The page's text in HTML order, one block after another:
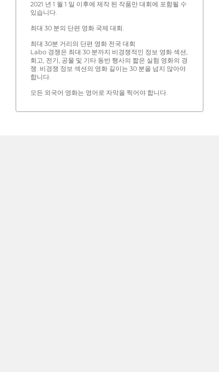
2021 년 1 월 1 일 이후에 제작 된 작품만 대회에 포함될 수
있습니다.
최대 30 분의 단편 영화 국제 대회.
최대 30분 거리의 단편 영화 전국 대회
Labo 경쟁은 최대 30 분까지 비경쟁적인 정보 영화 섹션,
회고, 전기, 공물 및 기타 동반 행사의 짧은 실험 영화의 경
쟁. 비경쟁 정보 섹션의 영화 길이는 30 분을 넘지 않아야
합니다.
모든 외국어 영화는 영어로 자막을 찍어야 합니다.